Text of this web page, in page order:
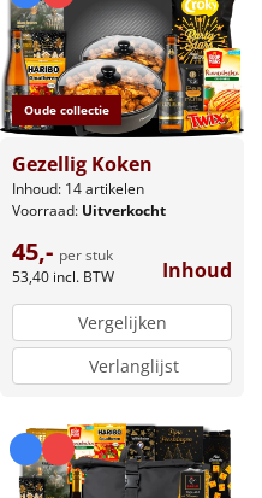
Oude collectie
Gezellig Koken
Inhoud: 14 artikelen
Voorraad: Uitverkocht
45,- per stuk
53,40 incl. BTW Inhoud
Vergelijken
Verlanglijst